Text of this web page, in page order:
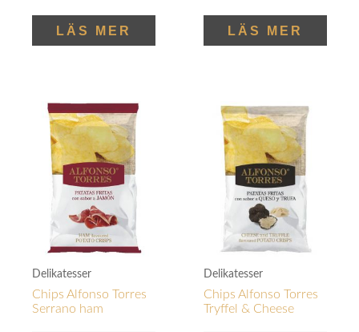
LÄS MER LÄS MER
Delikatesser
Chips Alfonso Torres
Serrano ham
Delikatesser
Chips Alfonso Torres
Tryffel & Cheese